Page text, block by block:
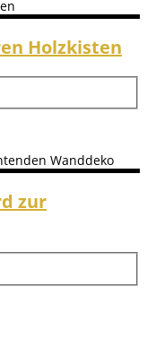
Holzkisten
zur